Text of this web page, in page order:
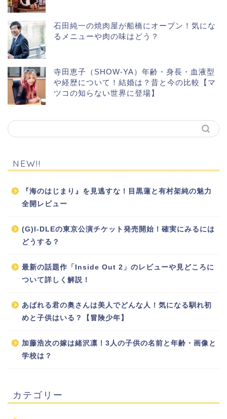
石田純一の焼肉屋が船橋にオープン！気にな
るメニューや肉の味はどう？
寺田恵子（SHOW-YA）年齢・身長・血液型
や経歴について！結婚は？昔と今の比較【マ
ツコの知らない世界に登場】
NEW!!
『海のはじまり』を見逃すな！目黒蓮と有村架純の魅力
全開レビュー
(G)I-DLEの東京公演チケット発売開始！確実にみるには
どうする？
最新の話題作「Inside Out 2」のレビューや見どころに
ついて詳しく解説！
あばれる君の奥さんは美人でどんな人！気になる馴れ初
めと子供はいる？【冒険少年】
加藤浩次の嫁は緒沢凛！3人の子供の名前と年齢・画像と
学校は？
カテゴリー